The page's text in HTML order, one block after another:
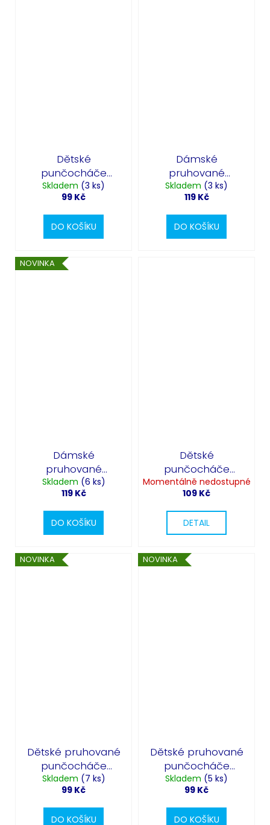
Dětské
punčocháče
pruhované žluto-
černé
Skladem (3 ks)
99 Kč
DO KOŠÍKU
Dámské
pruhované
punčocháče -
fialovo černé
Skladem (3 ks)
119 Kč
DO KOŠÍKU
NOVINKA
Dámské
pruhované
punčocháče -
oranžovo černé
Skladem (6 ks)
119 Kč
DO KOŠÍKU
Dětské
punčocháče
zelené
Momentálně nedostupné
109 Kč
DETAIL
NOVINKA
Dětské pruhované
punčocháče
oranžovo-černé
Skladem (7 ks)
99 Kč
DO KOŠÍKU
NOVINKA
Dětské pruhované
punčocháče
fialovo-černé
Skladem (5 ks)
99 Kč
DO KOŠÍKU